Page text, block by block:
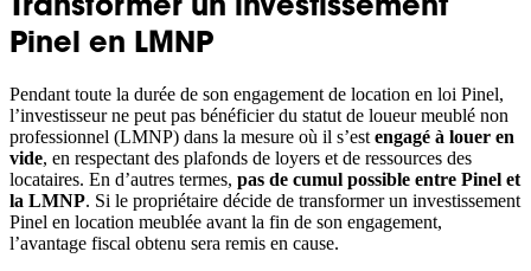
Pinel en LMNP
Pendant toute la durée de son engagement de location en loi Pinel,
l’investisseur ne peut pas bénéficier du statut de loueur meublé non
professionnel (LMNP) dans la mesure où il s’est engagé à louer en
vide, en respectant des plafonds de loyers et de ressources des
locataires. En d’autres termes, pas de cumul possible entre Pinel et
la LMNP. Si le propriétaire décide de transformer un investissement
Pinel en location meublée avant la fin de son engagement,
l’avantage fiscal obtenu sera remis en cause.